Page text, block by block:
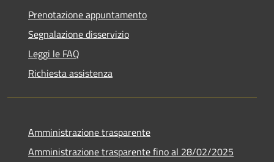
Prenotazione appuntamento
Segnalazione disservizio
Leggi le FAQ
Richiesta assistenza
Amministrazione trasparente
Amministrazione trasparente fino al 28/02/2025